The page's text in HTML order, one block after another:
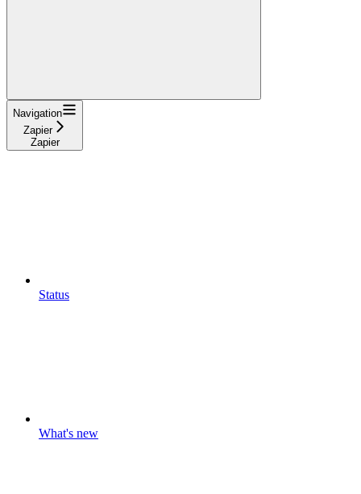
Navigation
Zapier
Zapier
Status
What's new